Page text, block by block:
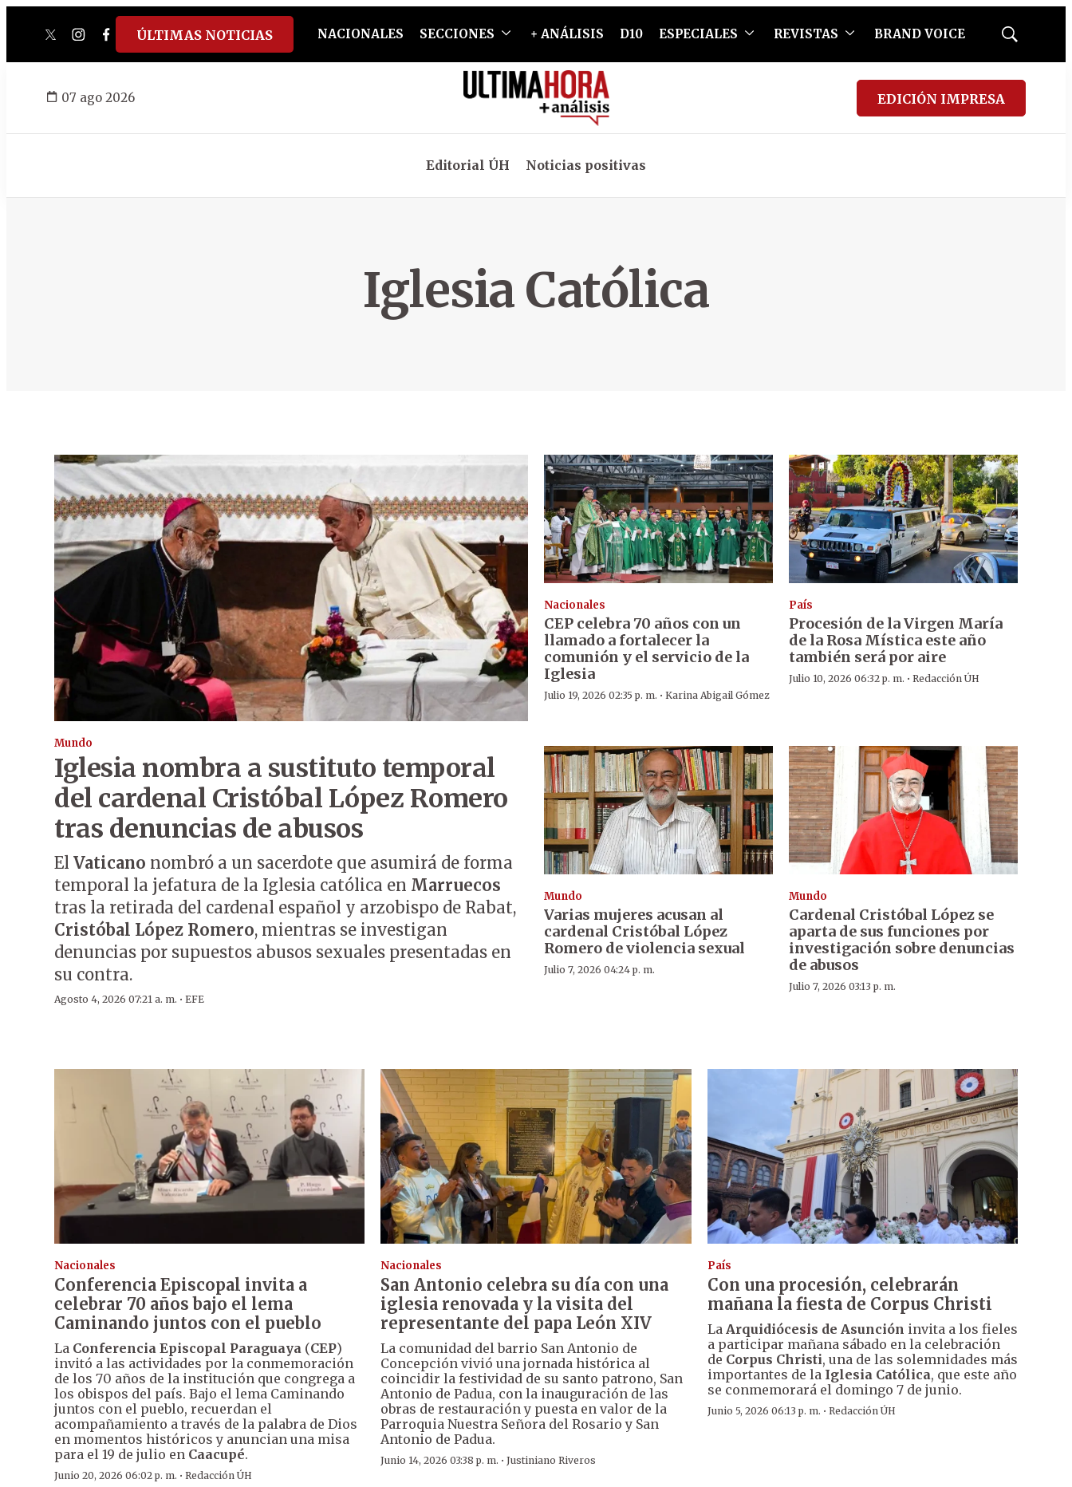
twitterinstagram
facebook
tiktokyoutube
spotify
ÚLTIMAS NOTICIAS NACIONALES SECCIONES + ANÁLISIS D10 ESPECIALES REVISTAS BRAND VOICE
Mostrar
07 ago 2026 EDICIÓN IMPRESA
Editorial ÚH Noticias positivas
Iglesia Católica
Mundo
Iglesia nombra a sustituto temporal
del cardenal Cristóbal López Romero
tras denuncias de abusos
El Vaticano nombró a un sacerdote que asumirá de forma
temporal la jefatura de la Iglesia católica en Marruecos
tras la retirada del cardenal español y arzobispo de Rabat,
Cristóbal López Romero, mientras se investigan
denuncias por supuestos abusos sexuales presentadas en
su contra.
Agosto 4, 2026 07:21 a. m. · EFE
Nacionales
CEP celebra 70 años con un
llamado a fortalecer la
comunión y el servicio de la
Iglesia
Julio 19, 2026 02:35 p. m. · Karina Abigail Gómez
País
Procesión de la Virgen María
de la Rosa Mística este año
también será por aire
Julio 10, 2026 06:32 p. m. · Redacción ÚH
Mundo
Varias mujeres acusan al
cardenal Cristóbal López
Romero de violencia sexual
Julio 7, 2026 04:24 p. m.
Mundo
Cardenal Cristóbal López se
aparta de sus funciones por
investigación sobre denuncias
de abusos
Julio 7, 2026 03:13 p. m.
Nacionales
Conferencia Episcopal invita a
celebrar 70 años bajo el lema
Caminando juntos con el pueblo
La Conferencia Episcopal Paraguaya (CEP)
invitó a las actividades por la conmemoración
de los 70 años de la institución que congrega a
los obispos del país. Bajo el lema Caminando
juntos con el pueblo, recuerdan el
acompañamiento a través de la palabra de Dios
en momentos históricos y anuncian una misa
para el 19 de julio en Caacupé.
Junio 20, 2026 06:02 p. m. · Redacción ÚH
Nacionales
San Antonio celebra su día con una
iglesia renovada y la visita del
representante del papa León XIV
La comunidad del barrio San Antonio de
Concepción vivió una jornada histórica al
coincidir la festividad de su santo patrono, San
Antonio de Padua, con la inauguración de las
obras de restauración y puesta en valor de la
Parroquia Nuestra Señora del Rosario y San
Antonio de Padua.
Junio 14, 2026 03:38 p. m. ·Justiniano Riveros
País
Con una procesión, celebrarán
mañana la fiesta de Corpus Christi
La Arquidiócesis de Asunción invita a los fieles
a participar mañana sábado en la celebración
de Corpus Christi, una de las solemnidades más
importantes de la Iglesia Católica, que este año
se conmemorará el domingo 7 de junio.
Junio 5, 2026 06:13 p. m. · Redacción ÚH